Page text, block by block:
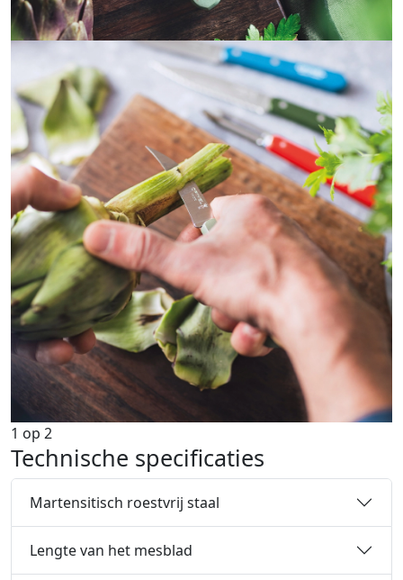
1 op 2
Technische specificaties
Martensitisch roestvrij staal
Lengte van het mesblad